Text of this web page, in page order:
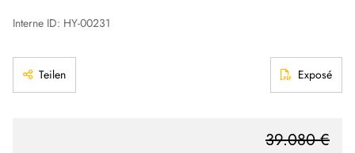
Interne ID: HY-00231
Teilen Exposé
39.080 €